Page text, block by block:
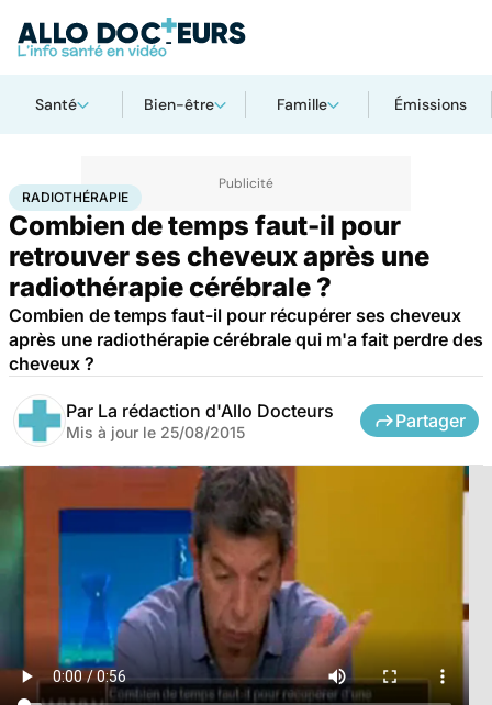
Santé Bien-être Famille Émissions
AccueilSantéRadiothérapie
RADIOTHÉRAPIE
Combien de temps faut-il pour
retrouver ses cheveux après une
radiothérapie cérébrale ?
Combien de temps faut-il pour récupérer ses cheveux
après une radiothérapie cérébrale qui m'a fait perdre des
cheveux ?
Par La rédaction d'Allo Docteurs
Mis à jour le 25/08/2015
Partager